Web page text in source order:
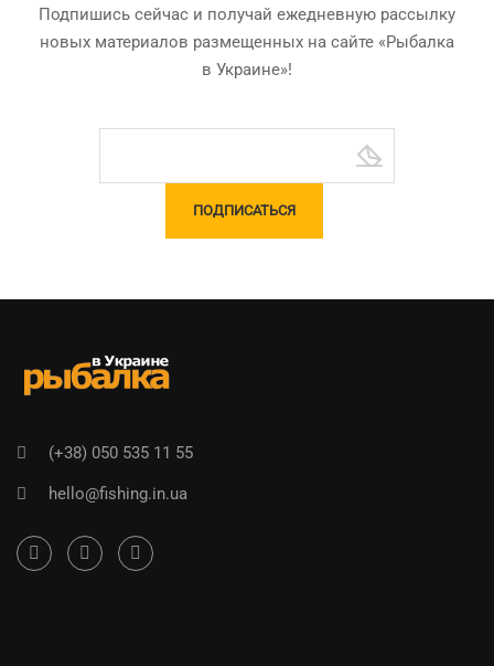
Подпишись сейчас и получай ежедневную рассылку
новых материалов размещенных на сайте «Рыбалка
в Украине»!
(+38) 050 535 11 55
hello@fishing.in.ua